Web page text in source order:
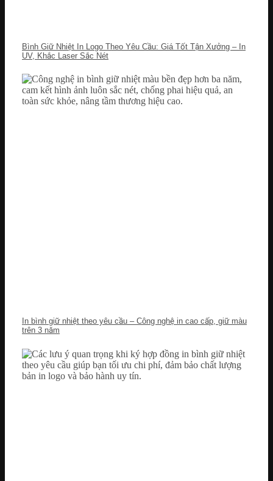
Bình Giữ Nhiệt In Logo Theo Yêu Cầu: Giá Tốt Tận Xưởng – In
UV, Khắc Laser Sắc Nét
In bình giữ nhiệt theo yêu cầu – Công nghệ in cao cấp, giữ màu
trên 3 năm